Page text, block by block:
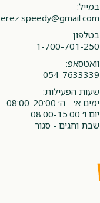
במייל:
erez.speedy@gmail.com
בטלפון:
1-700-701-250
וואטסאפ:
054-7633339
שעות הפעילות:
ימים א׳ - ה׳ 08:00-20:00
יום ו׳ 08:00-15:00
שבת וחגים - סגור